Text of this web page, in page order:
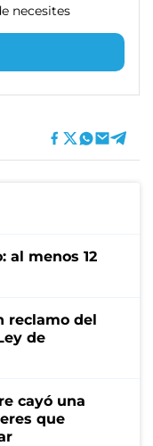
necesites
al menos 12
reclamo del
de
cayó una
que